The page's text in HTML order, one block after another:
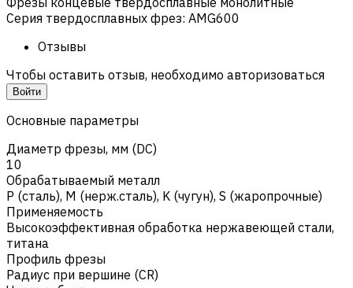
Серия твердосплавных фрез: AMG600
Отзывы
Чтобы оставить отзыв, необходимо авторизоваться
Войти
Основные параметры
Диаметр фрезы, мм (DC)
10
Обрабатываемый металл
Р (сталь), M (нерж.сталь), K (чугун), S (жаропрочные)
Применяемость
Высокоэффективная обработка нержавеющей стали,
титана
Профиль фрезы
Радиус при вершине (CR)